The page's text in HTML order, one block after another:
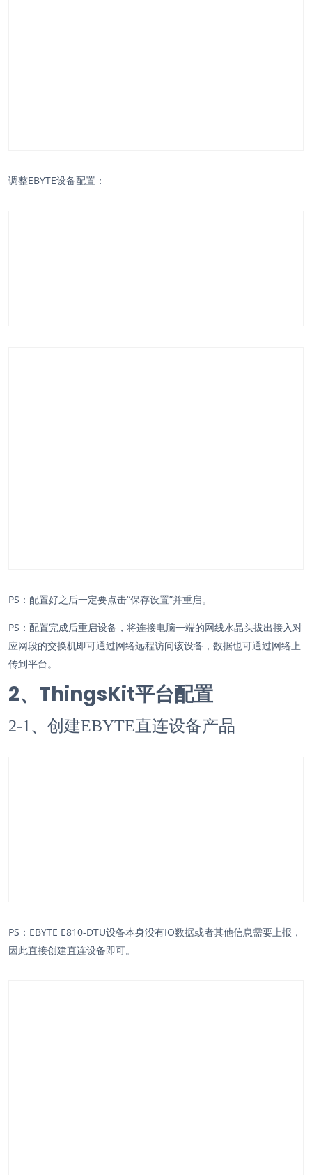
调整EBYTE设备配置：
PS：配置好之后一定要点击“保存设置”并重启。
PS：配置完成后重启设备，将连接电脑一端的网线水晶头拔出接入对
应网段的交换机即可通过网络远程访问该设备，数据也可通过网络上
传到平台。
2、ThingsKit平台配置
2-1、创建EBYTE直连设备产品
PS：EBYTE E810-DTU设备本身没有IO数据或者其他信息需要上报，
因此直接创建直连设备即可。